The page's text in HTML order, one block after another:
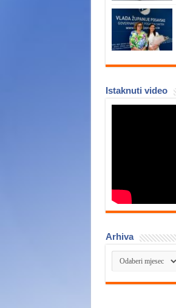
Istaknuti video
Arhiva
Arhiva